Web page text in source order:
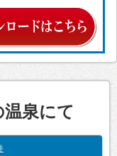
泉にて